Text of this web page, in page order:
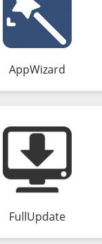
AppWizard
FullUpdate